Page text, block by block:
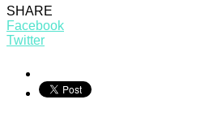
SHARE
Facebook
Twitter